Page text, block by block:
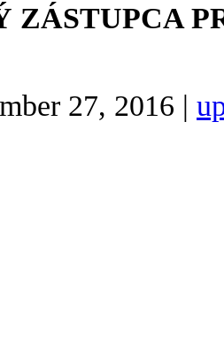
ZÁSTUPCA
27, 2016 |